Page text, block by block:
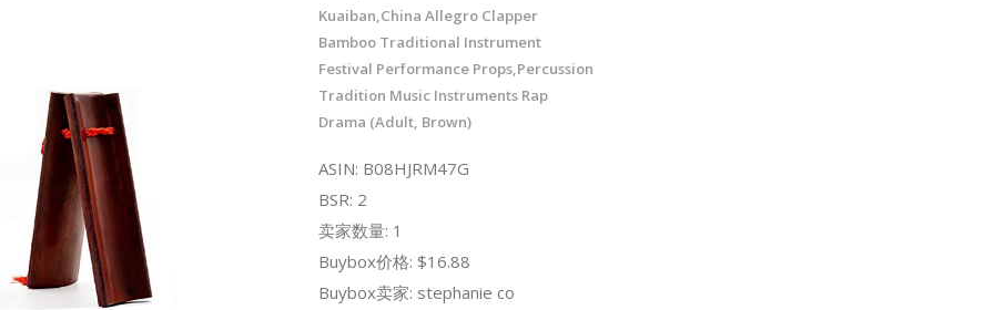
Kuaiban,China Allegro Clapper
Bamboo Traditional Instrument
Festival Performance Props,Percussion
Tradition Music Instruments Rap
Drama (Adult, Brown)
ASIN: B08HJRM47G
BSR: 2
卖家数量: 1
Buybox价格: $16.88
Buybox卖家: stephanie co